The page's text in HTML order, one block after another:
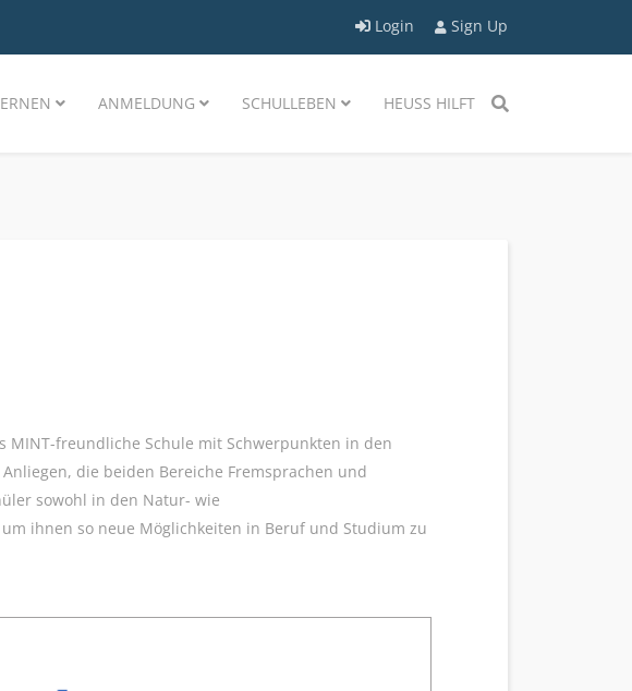
Login Sign Up
ANMELDUNG SCHULLEBEN HEUSS HILFT
freundliche Schule mit Schwerpunkten in den
die beiden Bereiche Fremsprachen und
sowohl in den Natur- wie
ihnen so neue Möglichkeiten in Beruf und Studium zu